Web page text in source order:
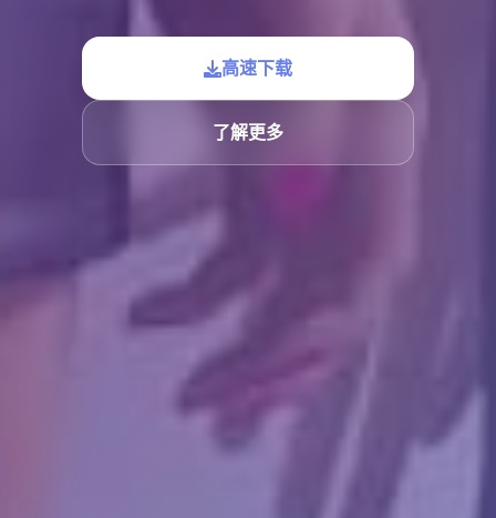
高速下载
了解更多